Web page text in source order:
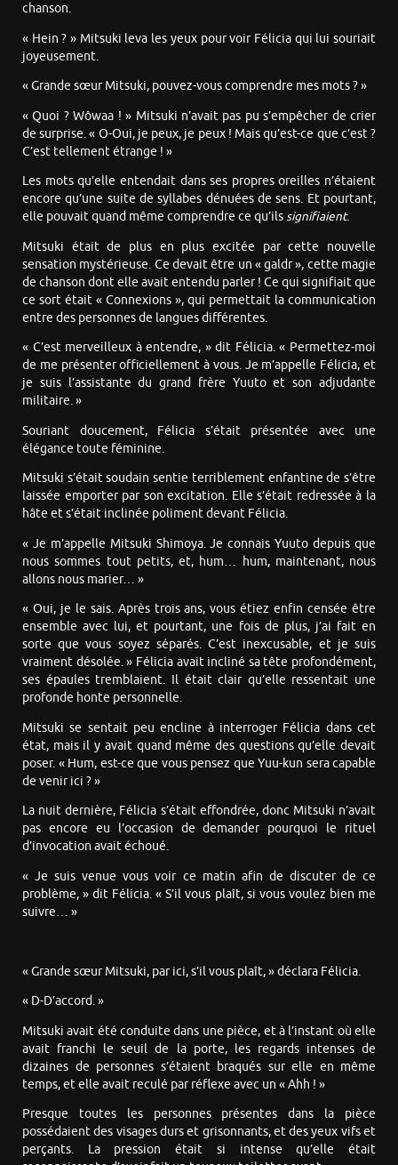
chanson.
« Hein ? » Mitsuki leva les yeux pour voir Félicia qui lui souriait
joyeusement.
« Grande sœur Mitsuki, pouvez-vous comprendre mes mots ? »
« Quoi ? Wôwaa ! » Mitsuki n’avait pas pu s’empêcher de crier
de surprise. « O-Oui, je peux, je peux ! Mais qu’est-ce que c’est ?
C’est tellement étrange ! »
Les mots qu’elle entendait dans ses propres oreilles n’étaient
encore qu’une suite de syllabes dénuées de sens. Et pourtant,
elle pouvait quand même comprendre ce qu’ilssignifiaient.
Mitsuki était de plus en plus excitée par cette nouvelle
sensation mystérieuse. Ce devait être un « galdr », cette magie
de chanson dont elle avait entendu parler ! Ce qui signifiait que
ce sort était « Connexions », qui permettait la communication
entre des personnes de langues différentes.
« C’est merveilleux à entendre, » dit Félicia. « Permettez-moi
de me présenter officiellement à vous. Je m’appelle Félicia, et
je suis l’assistante du grand frère Yuuto et son adjudante
militaire. »
Souriant doucement, Félicia s’était présentée avec une
élégance toute féminine.
Mitsuki s’était soudain sentie terriblement enfantine de s’être
laissée emporter par son excitation. Elle s’était redressée à la
hâte et s’était inclinée poliment devant Félicia.
« Je m’appelle Mitsuki Shimoya. Je connais Yuuto depuis que
nous sommes tout petits, et, hum… hum, maintenant, nous
allons nous marier… »
« Oui, je le sais. Après trois ans, vous étiez enfin censée être
ensemble avec lui, et pourtant, une fois de plus, j’ai fait en
sorte que vous soyez séparés. C’est inexcusable, et je suis
vraiment désolée. » Félicia avait incliné sa tête profondément,
ses épaules tremblaient. Il était clair qu’elle ressentait une
profonde honte personnelle.
Mitsuki se sentait peu encline à interroger Félicia dans cet
état, mais il y avait quand même des questions qu’elle devait
poser. « Hum, est-ce que vous pensez que Yuu-kun sera capable
de venir ici ? »
La nuit dernière, Félicia s’était effondrée, donc Mitsuki n’avait
pas encore eu l’occasion de demander pourquoi le rituel
d’invocation avait échoué.
« Je suis venue vous voir ce matin afin de discuter de ce
problème, » dit Félicia. « S’il vous plaît, si vous voulez bien me
suivre… »
« Grande sœur Mitsuki, par ici, s’il vous plaît, » déclara Félicia.
« D-D’accord. »
Mitsuki avait été conduite dans une pièce, et à l’instant où elle
avait franchi le seuil de la porte, les regards intenses de
dizaines de personnes s’étaient braqués sur elle en même
temps, et elle avait reculé par réflexe avec un « Ahh ! »
Presque toutes les personnes présentes dans la pièce
possédaient des visages durs et grisonnants, et des yeux vifs et
perçants. La pression était si intense qu’elle était